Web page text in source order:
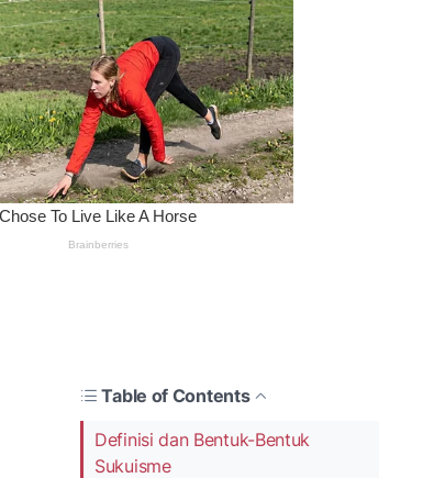
Table of Contents
Definisi dan Bentuk-Bentuk
Sukuisme